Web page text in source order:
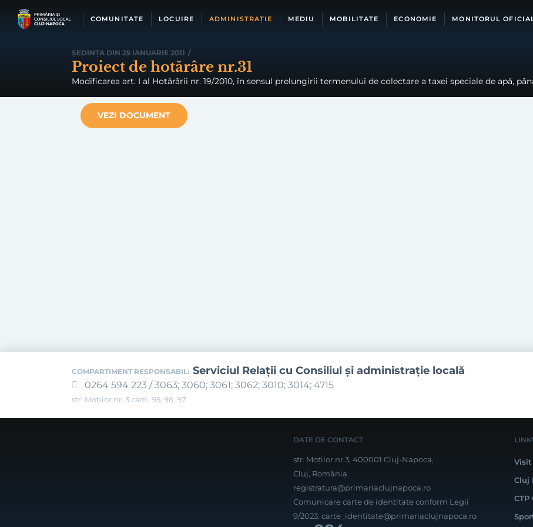
COMUNITATE LOCUIRE ADMINISTRAȚIE MEDIU MOBILITATE ECONOMIE MONITORUL
ȘEDINȚA DIN 25 IANUARIE 2011 /
Proiect de hotărâre nr.31
Modificarea art. I al Hotărârii nr. 19/2010, în sensul prelungirii termenului de colectare a taxei speciale de apă,
VEZI DOCUMENT
COMPARTIMENT RESPONSABIL: Serviciul Relaţii cu Consiliul şi administraţie locală
0264 594 223 / 3063; 3060; 3061; 3062; 3010; 3014; 4715
str. Moților nr. 3 cam. 95, 96, 97
DATE DE CONTACT
str. Moților nr.3, 400001 Cluj-Napoca,
Cluj, România
registratura@primariaclujnapoca.ro
Comunicare carte de identitate conform Legii
9/2023: carte_identitate@primariaclujnapoca.ro
Visit
Cluj
CTP